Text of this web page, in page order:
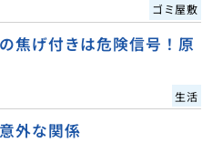
ゴミ屋敷
焦げ付きは危険信号！原
生活
外な関係